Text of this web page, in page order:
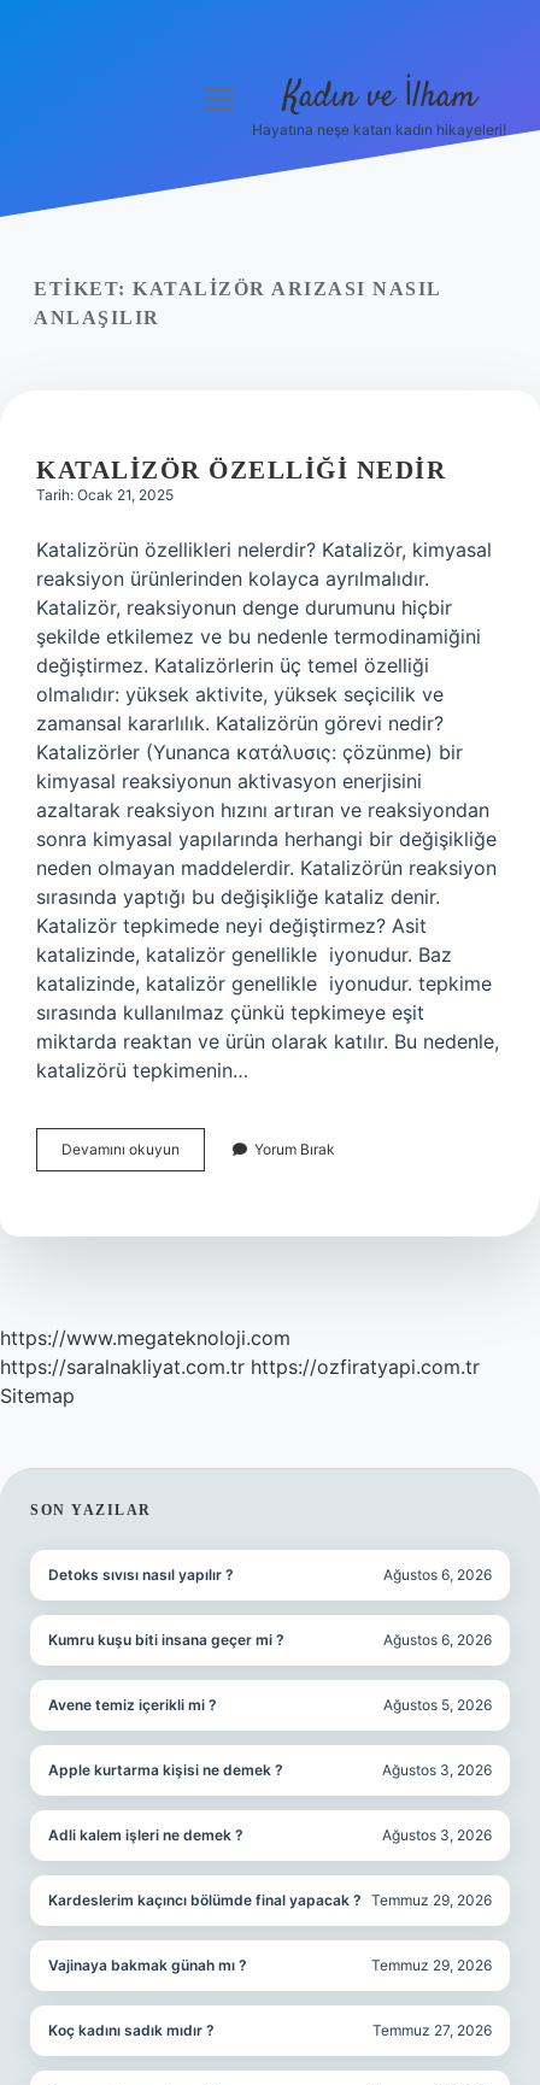
Yasal Uyarı
menüyü
Kadın ve İlham
Hayatına neşe katan kadın hikayeleri!
ETIKET: KATALIZÖR ARIZASI NASIL
ANLAŞILIR
KATALIZÖR ÖZELLIĞI NEDIR
Tarih: Ocak 21, 2025
Katalizörün özellikleri nelerdir? Katalizör, kimyasal
reaksiyon ürünlerinden kolayca ayrılmalıdır.
Katalizör, reaksiyonun denge durumunu hiçbir
şekilde etkilemez ve bu nedenle termodinamiğini
değiştirmez. Katalizörlerin üç temel özelliği
olmalıdır: yüksek aktivite, yüksek seçicilik ve
zamansal kararlılık. Katalizörün görevi nedir?
Katalizörler (Yunanca κατάλυσις: çözünme) bir
kimyasal reaksiyonun aktivasyon enerjisini
azaltarak reaksiyon hızını artıran ve reaksiyondan
sonra kimyasal yapılarında herhangi bir değişikliğe
neden olmayan maddelerdir. Katalizörün reaksiyon
sırasında yaptığı bu değişikliğe kataliz denir.
Katalizör tepkimede neyi değiştirmez? Asit
katalizinde, katalizör genellikle ‍ iyonudur. Baz
katalizinde, katalizör genellikle ‍ iyonudur. tepkime
sırasında kullanılmaz çünkü tepkimeye eşit
miktarda reaktan ve ürün olarak katılır. Bu nedenle,
katalizörü tepkimenin…
Devamını okuyun Katalizör
Özelliği
Yorum Bırak
https://www.megateknoloji.com
https://saralnakliyat.com.tr https://ozfiratyapi.com.tr
Sitemap
SIDEBAR
SON YAZILAR
Detoks sıvısı nasıl yapılır ? Ağustos 6, 2026
Kumru kuşu biti insana geçer mi ? Ağustos 6, 2026
Avene temiz içerikli mi ? Ağustos 5, 2026
Apple kurtarma kişisi ne demek ? Ağustos 3, 2026
Adli kalem işleri ne demek ? Ağustos 3, 2026
Kardeslerim kaçıncı bölümde final yapacak ? Temmuz 29, 2026
Vajinaya bakmak günah mı ? Temmuz 29, 2026
Koç kadını sadık mıdır ? Temmuz 27, 2026